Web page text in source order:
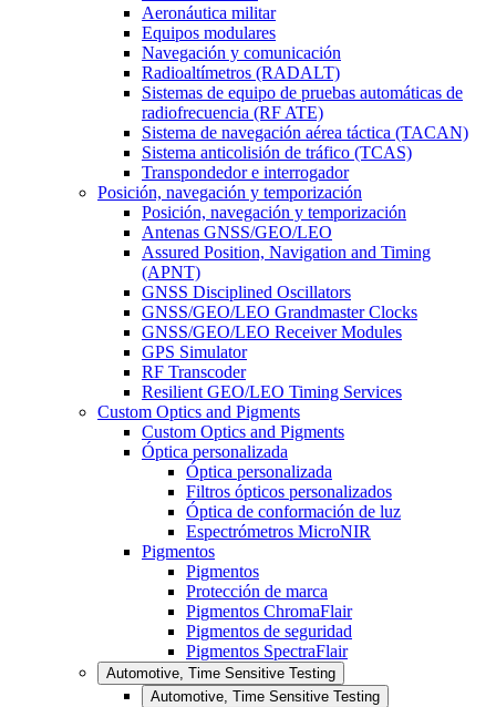
Aeronáutica militar
Equipos modulares
Navegación y comunicación
Radioaltímetros (RADALT)
Sistemas de equipo de pruebas automáticas de
radiofrecuencia (RF ATE)
Sistema de navegación aérea táctica (TACAN)
Sistema anticolisión de tráfico (TCAS)
Transpondedor e interrogador
Posición, navegación y temporización
Posición, navegación y temporización
Antenas GNSS/GEO/LEO
Assured Position, Navigation and Timing
(APNT)
GNSS Disciplined Oscillators
GNSS/GEO/LEO Grandmaster Clocks
GNSS/GEO/LEO Receiver Modules
GPS Simulator
RF Transcoder
Resilient GEO/LEO Timing Services
Custom Optics and Pigments
Custom Optics and Pigments
Óptica personalizada
Óptica personalizada
Filtros ópticos personalizados
Óptica de conformación de luz
Espectrómetros MicroNIR
Pigmentos
Pigmentos
Protección de marca
Pigmentos ChromaFlair
Pigmentos de seguridad
Pigmentos SpectraFlair
Automotive, Time Sensitive Testing
Automotive, Time Sensitive Testing